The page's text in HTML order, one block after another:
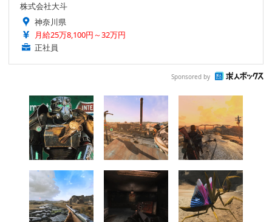
株式会社大斗
神奈川県
月給25万8,100円～32万円
正社員
Sponsored by